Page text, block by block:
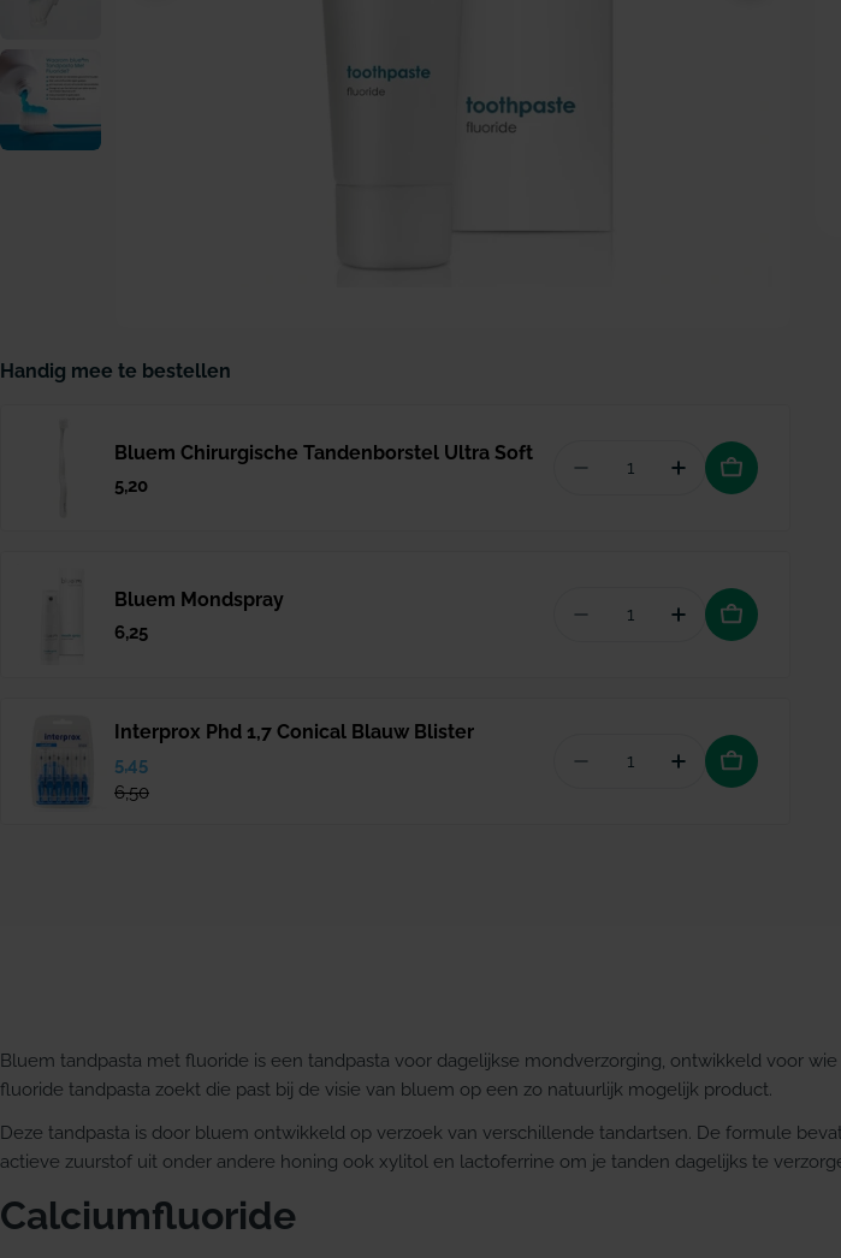
Handig mee te bestellen
Bluem Chirurgische Tandenborstel Ultra Soft
Normale
5,20 Aantal verminderen
Hoeveelheid
Bluem Mondspray
Normale
6,25 Aantal verminderen voor
Hoeveelheid
Interprox Phd 1,7 Conical Blauw Blister
Verkoopprijs
5,45
Normale
prijs
6,50
Aantal verminderen
Hoeveelheid
Bluem tandpasta met fluoride is een tandpasta voor dagelijkse mondverzorging, ontwikkeld voor wie
fluoride tandpasta zoekt die past bij de visie van bluem op een zo natuurlijk mogelijk product.
Deze tandpasta is door bluem ontwikkeld op verzoek van verschillende tandartsen. De formule
actieve zuurstof uit onder andere honing ook xylitol en lactoferrine om je tanden dagelijks te
Calciumfluoride